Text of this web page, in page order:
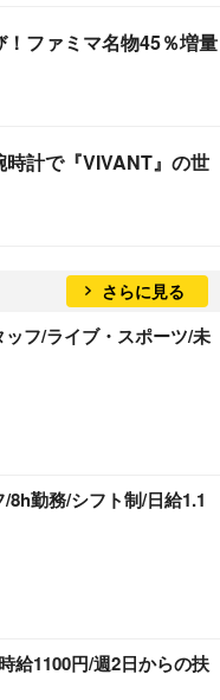
ファミマ名物45％増量
時計で『VIVANT』の世
さらに見る
フ/ライブ・スポーツ/未
8h勤務/シフト制/日給1.1
給1100円/週2日からの扶